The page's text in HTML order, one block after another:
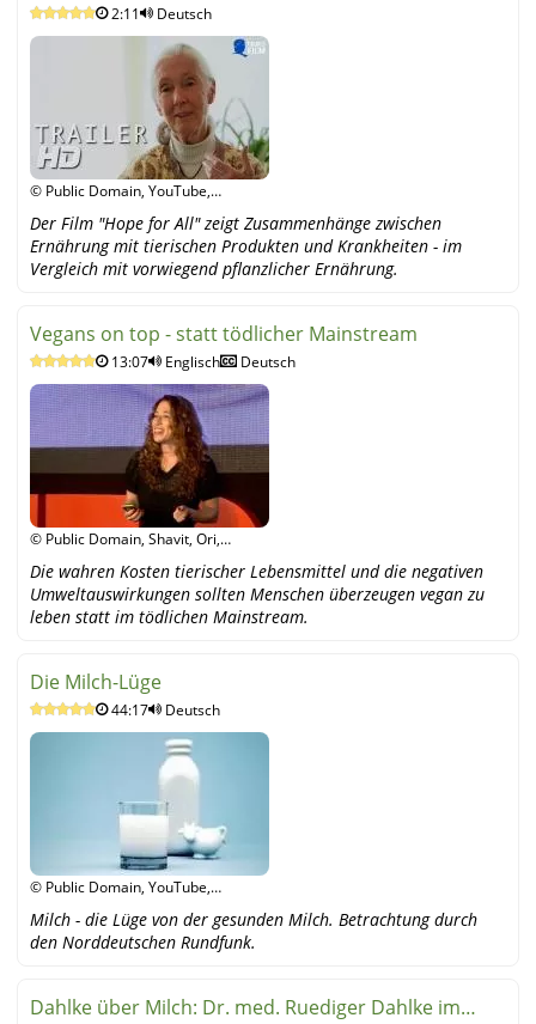
2:11 Deutsch
© Public Domain, YouTube,
Der Film "Hope for All" zeigt Zusammenhänge zwischen
Ernährung mit tierischen Produkten und Krankheiten - im
Vergleich mit vorwiegend pflanzlicher Ernährung.
Vegans on top - statt tödlicher Mainstream
13:07 Englisch Deutsch
© Public Domain, Shavit, Ori,
Die wahren Kosten tierischer Lebensmittel und die negativen
Umweltauswirkungen sollten Menschen überzeugen vegan zu
leben statt im tödlichen Mainstream.
Die Milch-Lüge
44:17 Deutsch
© Public Domain, YouTube,
Milch - die Lüge von der gesunden Milch. Betrachtung durch
den Norddeutschen Rundfunk.
Dahlke über Milch: Dr. med. Ruediger Dahlke im